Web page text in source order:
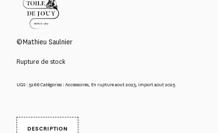
©Mathieu Saulnier
Rupture de stock
UGS : 5266Catégories :Accessoires, En rupture aout 2025, import aout 2025
DESCRIPTION